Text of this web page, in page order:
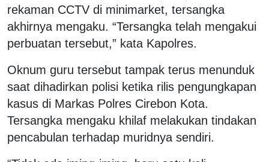
rekaman CCTV di minimarket, tersangka
akhirnya mengaku. “Tersangka telah mengakui
perbuatan tersebut,” kata Kapolres.
Oknum guru tersebut tampak terus menunduk
saat dihadirkan polisi ketika rilis pengungkapan
kasus di Markas Polres Cirebon Kota.
Tersangka mengaku khilaf melakukan tindakan
pencabulan terhadap muridnya sendiri.